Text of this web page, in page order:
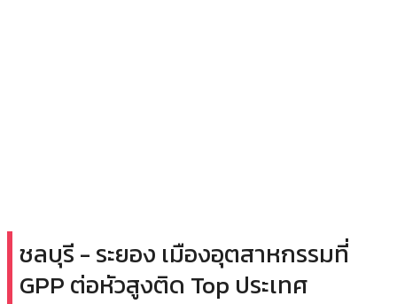
ชลบุรี - ระยอง เมืองอุตสาหกรรมที่
GPP ต่อหัวสูงติด Top ประเทศ